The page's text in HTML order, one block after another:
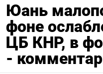
Юань
фоне
ЦБ КНР, в
-